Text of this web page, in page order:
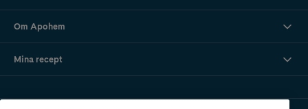
Om Apohem
Mina recept